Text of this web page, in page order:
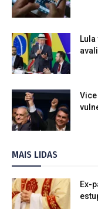
MAIS LIDAS
Ex-